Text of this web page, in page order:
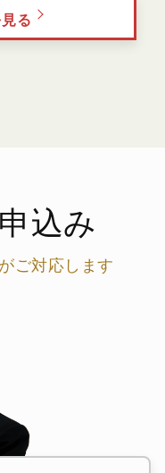
る
込み
ご対応します